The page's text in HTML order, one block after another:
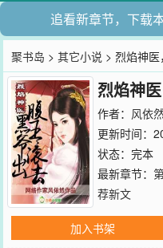
追看新章节，下载
聚书岛 >其它小说 > 烈焰神
烈焰神
作者： 风依
更新时间：
状态：完本
最新章节：
荐新文
加入书架